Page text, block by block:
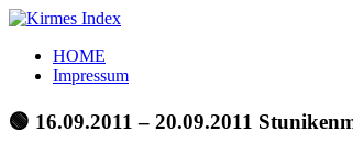
Zum
springen
Kirmes
Index
Tourpläne
der
letzten
HOME
Impressum
🟢 16.09.2011 – 20.09.2011